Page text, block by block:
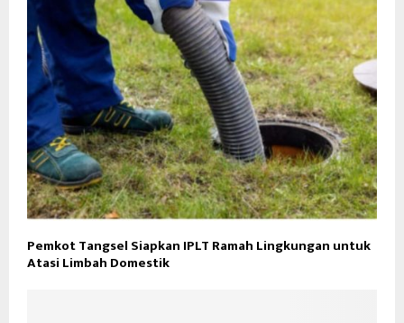
Pemkot Tangsel Siapkan IPLT Ramah Lingkungan untuk
Atasi Limbah Domestik